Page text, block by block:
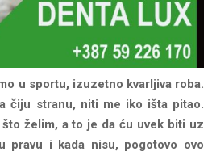
u sportu, izuzetno kvarljiva roba.
čiju stranu, niti me iko išta pitao.
što želim, a to je da ću uvek biti uz
pravu i kada nisu, pogotovo ovo